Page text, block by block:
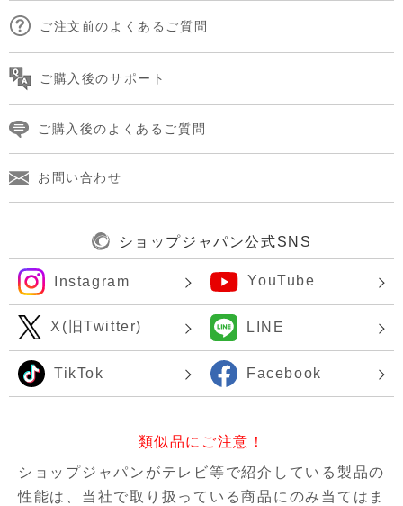
ご注文前のよくあるご質問
ご購入後のサポート
ご購入後のよくあるご質問
お問い合わせ
ショップジャパン公式SNS
Instagram YouTube
X(旧Twitter) LINE
TikTok Facebook
類似品にご注意！
ショップジャパンがテレビ等で紹介している製品の
性能は、当社で取り扱っている商品にのみ当てはま